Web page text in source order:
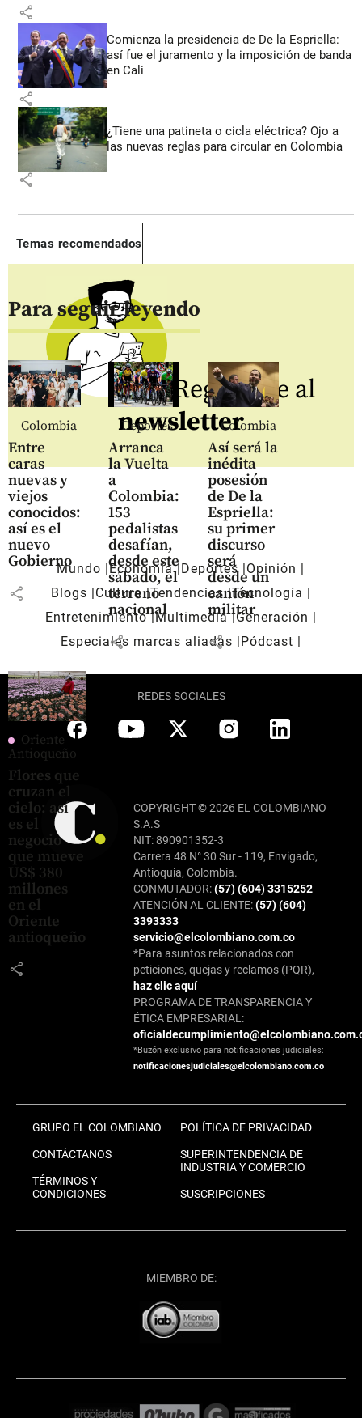
share
Comienza la presidencia de De la Espriella:
así fue el juramento y la imposición de banda
en Cali
share
¿Tiene una patineta o cicla eléctrica? Ojo a
las nuevas reglas para circular en Colombia
share
Temas recomendados
Para seguir leyendo
Colombia
Entre
caras
nuevas y
viejos
conocidos:
así es el
nuevo
Gobierno
share
Deportes
Arranca
la Vuelta
a
Colombia:
153
pedalistas
desafían,
desde este
sábado, el
terreno
nacional
share
Colombia
Así será la
inédita
posesión
de De la
Espriella:
su primer
discurso
será
desde un
cantón
militar
share
Oriente
Antioqueño
Flores que
cruzan el
cielo: así
es el
negocio
que mueve
US$ 380
millones
en el
Oriente
antioqueño
share
Regístrate al
newsletter
Mundo Economía Deportes Opinión
Blogs
Cultura Tendencias Tecnología
Entretenimiento Multimedia Generación
Especiales marcas aliadas
Pódcast
REDES SOCIALES
COPYRIGHT © 2026 EL COLOMBIANO
S.A.S
NIT: 890901352-3
Carrera 48 N° 30 Sur - 119, Envigado,
Antioquia, Colombia.
CONMUTADOR:(57) (604) 3315252
ATENCIÓN AL CLIENTE:(57) (604)
3393333
servicio@elcolombiano.com.co
*Para asuntos relacionados con
peticiones, quejas y reclamos (PQR),
haz clic aquí
PROGRAMA DE TRANSPARENCIA Y
ÉTICA EMPRESARIAL:
*Buzón exclusivo para notificaciones judiciales:
notificacionesjudiciales@elcolombiano.com.co
GRUPO EL COLOMBIANO
CONTÁCTANOS
TÉRMINOS Y
CONDICIONES
POLÍTICA DE PRIVACIDAD
SUPERINTENDENCIA DE
INDUSTRIA Y COMERCIO
SUSCRIPCIONES
MIEMBRO DE: